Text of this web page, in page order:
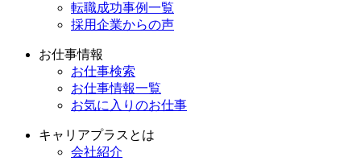
転職成功事例一覧
採用企業からの声
お仕事情報
お仕事検索
お仕事情報一覧
お気に入りのお仕事
キャリアプラスとは
会社紹介